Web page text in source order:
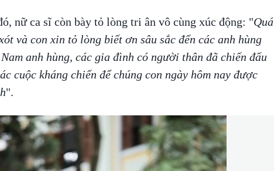
nữ ca sĩ còn bày tỏ lòng tri ân vô cùng xúc động: "Quá
và con xin tỏ lòng biết ơn sâu sắc đến các anh hùng
anh hùng, các gia đình có người thân đã chiến đấu
cuộc kháng chiến để chúng con ngày hôm nay được
".